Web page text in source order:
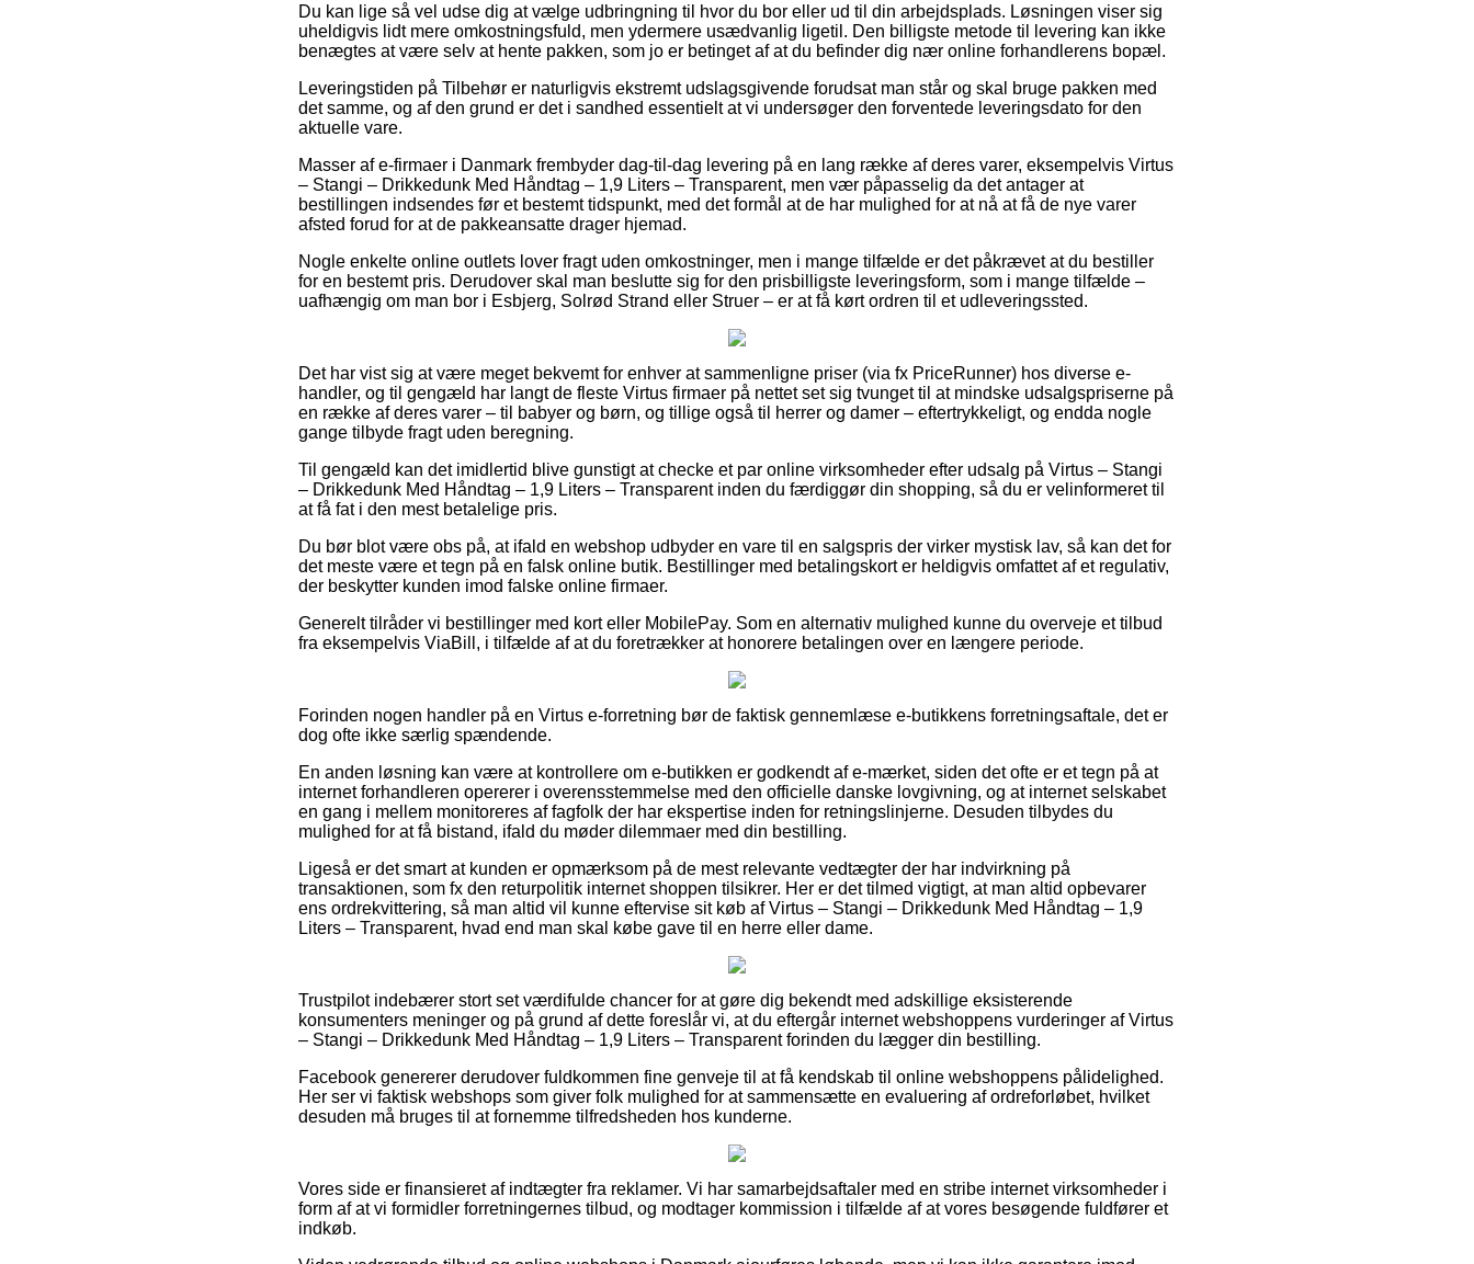
Du kan lige så vel udse dig at vælge udbringning til hvor du bor eller ud til din arbejdsplads. Løsningen viser sig
uheldigvis lidt mere omkostningsfuld, men ydermere usædvanlig ligetil. Den billigste metode til levering kan ikke
benægtes at være selv at hente pakken, som jo er betinget af at du befinder dig nær online forhandlerens bopæl.
Leveringstiden på Tilbehør er naturligvis ekstremt udslagsgivende forudsat man står og skal bruge pakken med
det samme, og af den grund er det i sandhed essentielt at vi undersøger den forventede leveringsdato for den
aktuelle vare.
Masser af e-firmaer i Danmark frembyder dag-til-dag levering på en lang række af deres varer, eksempelvis Virtus
– Stangi – Drikkedunk Med Håndtag – 1,9 Liters – Transparent, men vær påpasselig da det antager at
bestillingen indsendes før et bestemt tidspunkt, med det formål at de har mulighed for at nå at få de nye varer
afsted forud for at de pakkeansatte drager hjemad.
Nogle enkelte online outlets lover fragt uden omkostninger, men i mange tilfælde er det påkrævet at du bestiller
for en bestemt pris. Derudover skal man beslutte sig for den prisbilligste leveringsform, som i mange tilfælde –
uafhængig om man bor i Esbjerg, Solrød Strand eller Struer – er at få kørt ordren til et udleveringssted.
Det har vist sig at være meget bekvemt for enhver at sammenligne priser (via fx PriceRunner) hos diverse e-
handler, og til gengæld har langt de fleste Virtus firmaer på nettet set sig tvunget til at mindske udsalgspriserne på
en række af deres varer – til babyer og børn, og tillige også til herrer og damer – eftertrykkeligt, og endda nogle
gange tilbyde fragt uden beregning.
Til gengæld kan det imidlertid blive gunstigt at checke et par online virksomheder efter udsalg på Virtus – Stangi
– Drikkedunk Med Håndtag – 1,9 Liters – Transparent inden du færdiggør din shopping, så du er velinformeret til
at få fat i den mest betalelige pris.
Du bør blot være obs på, at ifald en webshop udbyder en vare til en salgspris der virker mystisk lav, så kan det for
det meste være et tegn på en falsk online butik. Bestillinger med betalingskort er heldigvis omfattet af et regulativ,
der beskytter kunden imod falske online firmaer.
Generelt tilråder vi bestillinger med kort eller MobilePay. Som en alternativ mulighed kunne du overveje et tilbud
fra eksempelvis ViaBill, i tilfælde af at du foretrækker at honorere betalingen over en længere periode.
Forinden nogen handler på en Virtus e-forretning bør de faktisk gennemlæse e-butikkens forretningsaftale, det er
dog ofte ikke særlig spændende.
En anden løsning kan være at kontrollere om e-butikken er godkendt af e-mærket, siden det ofte er et tegn på at
internet forhandleren opererer i overensstemmelse med den officielle danske lovgivning, og at internet selskabet
en gang i mellem monitoreres af fagfolk der har ekspertise inden for retningslinjerne. Desuden tilbydes du
mulighed for at få bistand, ifald du møder dilemmaer med din bestilling.
Ligeså er det smart at kunden er opmærksom på de mest relevante vedtægter der har indvirkning på
transaktionen, som fx den returpolitik internet shoppen tilsikrer. Her er det tilmed vigtigt, at man altid opbevarer
ens ordrekvittering, så man altid vil kunne eftervise sit køb af Virtus – Stangi – Drikkedunk Med Håndtag – 1,9
Liters – Transparent, hvad end man skal købe gave til en herre eller dame.
Trustpilot indebærer stort set værdifulde chancer for at gøre dig bekendt med adskillige eksisterende
konsumenters meninger og på grund af dette foreslår vi, at du eftergår internet webshoppens vurderinger af Virtus
– Stangi – Drikkedunk Med Håndtag – 1,9 Liters – Transparent forinden du lægger din bestilling.
Facebook genererer derudover fuldkommen fine genveje til at få kendskab til online webshoppens pålidelighed.
Her ser vi faktisk webshops som giver folk mulighed for at sammensætte en evaluering af ordreforløbet, hvilket
desuden må bruges til at fornemme tilfredsheden hos kunderne.
Vores side er finansieret af indtægter fra reklamer. Vi har samarbejdsaftaler med en stribe internet virksomheder i
form af at vi formidler forretningernes tilbud, og modtager kommission i tilfælde af at vores besøgende fuldfører et
indkøb.